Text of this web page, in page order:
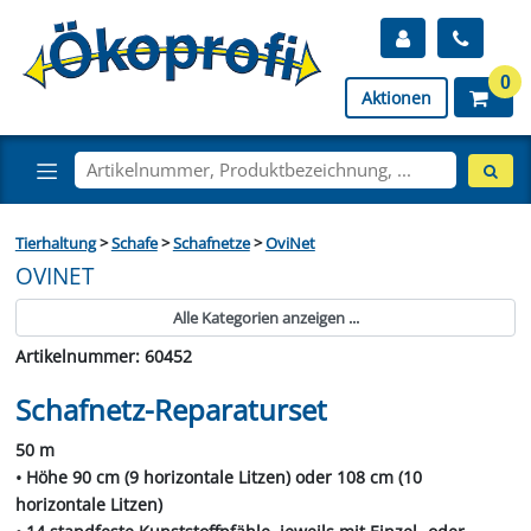
Aktionen
0
Tierhaltung>Schafe>Schafnetze>OviNet
OVINET
Alle Kategorien anzeigen ...
Artikelnummer: 60452
Schafnetz-Reparaturset
50 m
• Höhe 90 cm (9 horizontale Litzen) oder 108 cm (10
horizontale Litzen)